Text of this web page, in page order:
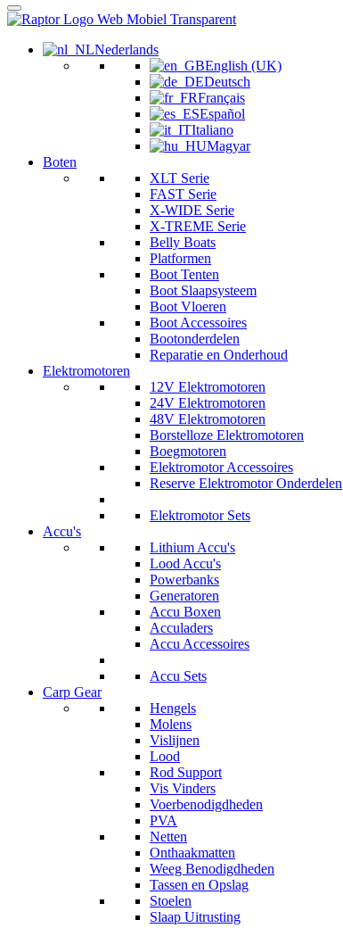
Nederlands
English (UK)
Deutsch
Français
Español
Italiano
Magyar
Boten
XLT Serie
FAST Serie
X-WIDE Serie
X-TREME Serie
Belly Boats
Platformen
Boot Tenten
Boot Slaapsysteem
Boot Vloeren
Boot Accessoires
Bootonderdelen
Reparatie en Onderhoud
Elektromotoren
12V Elektromotoren
24V Elektromotoren
48V Elektromotoren
Borstelloze Elektromotoren
Boegmotoren
Elektromotor Accessoires
Reserve Elektromotor Onderdelen
Elektromotor Sets
Accu's
Lithium Accu's
Lood Accu's
Powerbanks
Generatoren
Accu Boxen
Acculaders
Accu Accessoires
Accu Sets
Carp Gear
Hengels
Molens
Vislijnen
Lood
Rod Support
Vis Vinders
Voerbenodigdheden
PVA
Netten
Onthaakmatten
Weeg Benodigdheden
Tassen en Opslag
Stoelen
Slaap Uitrusting